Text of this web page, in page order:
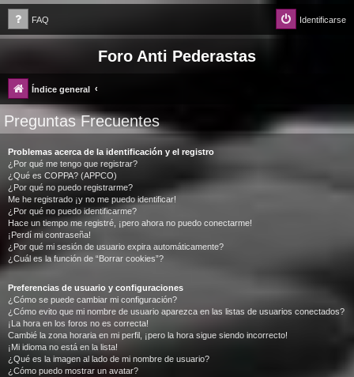
FAQ Identificarse
Foro Anti Pederastas
Índice general
Preguntas Frecuentes
Problemas acerca de la identificación y el registro
¿Por qué me tengo que registrar?
¿Qué es COPPA? (APPCO)
¿Por qué no puedo registrarme?
Me he registrado ¡y no me puedo identificar!
¿Por qué no puedo identificarme?
Hace un tiempo me registré, ¡pero ahora no puedo conectarme!
¡Perdí mi contraseña!
¿Por qué mi sesión de usuario expira automáticamente?
¿Cuál es la función de “Borrar cookies”?
Preferencias de usuario y configuraciones
¿Cómo se puede cambiar mi configuración?
¿Cómo evito que mi nombre de usuario aparezca en las listas de usuarios conectados?
¡La hora en los foros no es correcta!
Cambié la zona horaria en mi perfil, ¡pero la hora sigue siendo incorrecto!
¡Mi idioma no está en la lista!
¿Qué es la imagen al lado de mi nombre de usuario?
¿Cómo puedo mostrar un avatar?